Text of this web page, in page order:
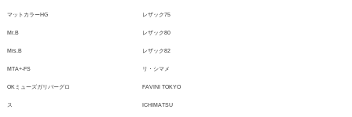
マットカラーHG
Mr.B
Mrs.B
MTA+-FS
OKミューズガリバーグロ
ス
レザック75
レザック80
レザック82
リ・シマメ
FAVINI TOKYO
ICHIMATSU